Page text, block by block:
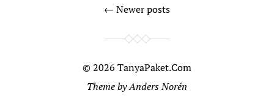
← Newer posts
© 2026 TanyaPaket.Com
Theme byAnders Norén